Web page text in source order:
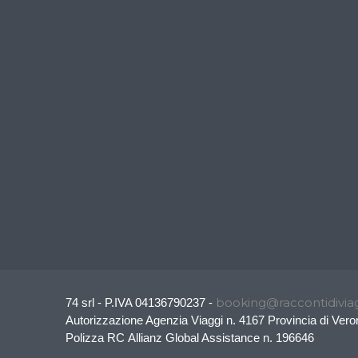
74 srl - P.IVA 04136790237 -
Autorizzazione Agenzia Viaggi n. 4167 Provincia di
Polizza RC Allianz Global Assistance n. 196646